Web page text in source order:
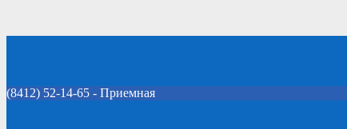
(8412) 52-14-65 - Приемная